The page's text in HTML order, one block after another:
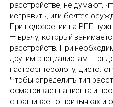
расстройстве, не думают,
исправить, или боятся
При подозрении на РПП
— врачу, который
расстройств. При
другим специалистам —
гастроэнтерологу,
Чтобы определить тип
осматривает пациента и
спрашивает о привычках и